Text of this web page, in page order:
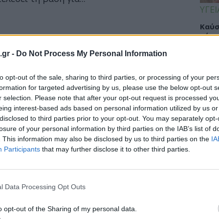
- Do Not Process My Personal Information
opt-out of the sale, sharing to third parties, or processing of your
for targeted advertising by us, please use the below opt-out
selection. Please note that after your opt-out request is processed
interest-based ads based on personal information utilized by us
to third parties prior to your opt-out. You may separately
of your personal information by third parties on the IAB’s list of
This information may also be disclosed by us to third parties on the
Participants that may further disclose it to other third parties.
Data Processing Opt Outs
opt-out of the Sharing of my personal data.
η υπογραφή της ΚΥΑ για τον
Διάσωσης και Αεροδιακομιδών
«θέλουμε να δούμε να
Οι αρμόδιες υπηρεσίες είναι